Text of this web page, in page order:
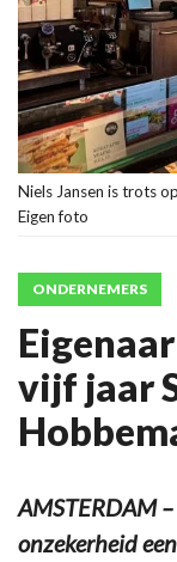
Niels Jansen is trots
Eigen foto
ONDERNEMERS
vijf jaar
AMSTERDAM
onzekerheid